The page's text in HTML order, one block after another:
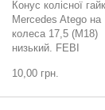
Конус колісної
Mercedes Atego на
колеса 17,5 (M18)
низький. FEBI
10,00 грн.